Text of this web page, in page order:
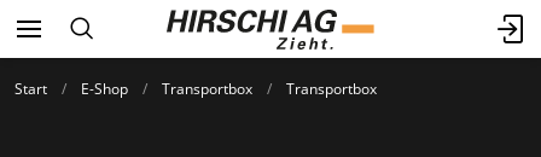
Start E-Shop Transportbox Transportbox